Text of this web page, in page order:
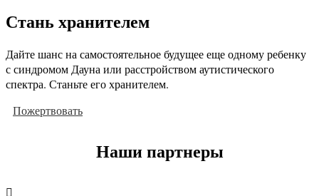
Стань хранителем
Дайте шанс на самостоятельное будущее еще одному ребенку
с синдромом Дауна или расстройством аутистического
спектра. Станьте его хранителем.
Пожертвовать
Наши партнеры